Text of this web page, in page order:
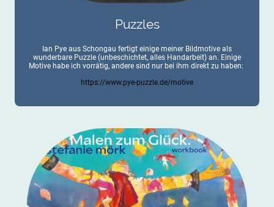
Puzzles
Ian Pye aus Schongau fertigt einige meiner Bildmotive als
wunderbare Puzzle (unbeschichtet, alles Handarbeit) an. Einige
Motive habe ich vorrätig, andere sind nur bei ihm direkt zu haben:
https://www.pye-puzzle.de/motive